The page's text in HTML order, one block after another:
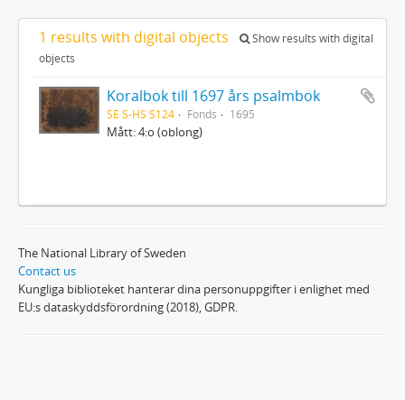
1 results with digital objects
Show results with digital
objects
Koralbok till 1697 års psalmbok
SE S-HS S124 Fonds 1695
Mått: 4:o (oblong)
The National Library of Sweden
Contact us
Kungliga biblioteket hanterar dina personuppgifter i enlighet med
EU:s dataskyddsförordning (2018), GDPR.